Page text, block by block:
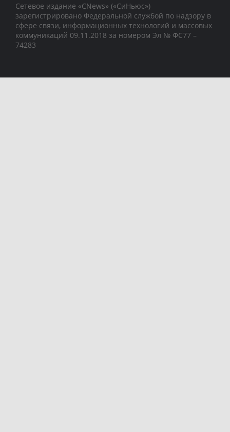
Сетевое издание «CNews» («СиНьюс»)
зарегистрировано Федеральной службой по надзору в
сфере связи, информационных технологий и массовых
коммуникаций 09.11.2018 за номером Эл № ФС77 –
74283